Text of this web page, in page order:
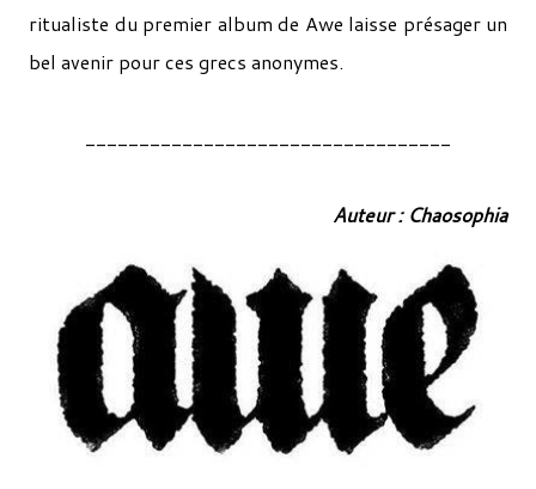
ritualiste du premier album de Awe laisse présager un
bel avenir pour ces grecs anonymes.
__________________________________
Auteur : Chaosophia